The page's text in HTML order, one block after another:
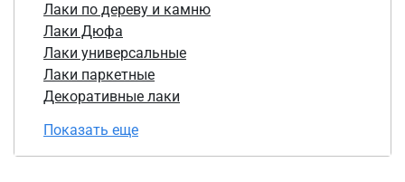
Лаки по дереву и камню
Лаки Дюфа
Лаки универсальные
Лаки паркетные
Декоративные лаки
Показать еще